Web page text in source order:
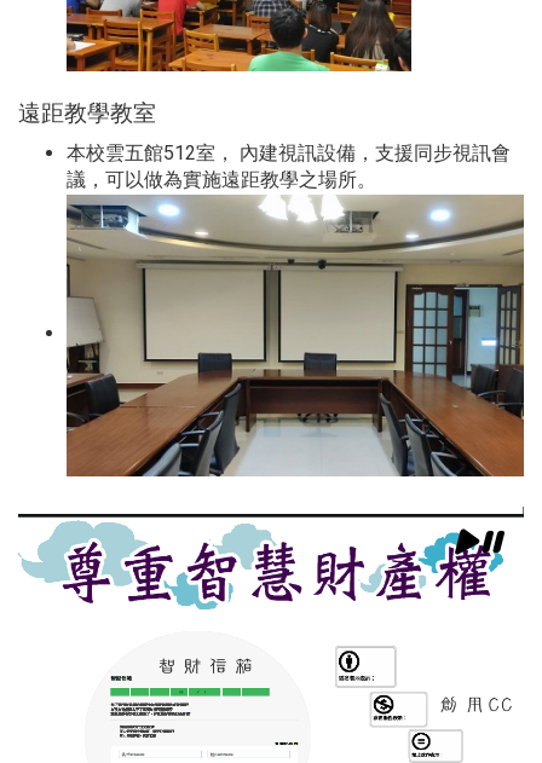
遠距教學教室
本校雲五館512室， 內建視訊設備，支援同步視訊會
議，可以做為實施遠距教學之場所。